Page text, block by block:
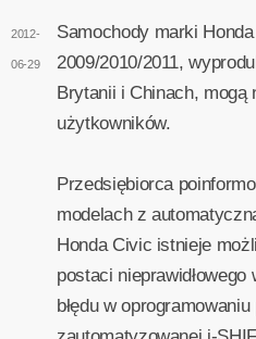
2012-
06-29
Samochody marki
2009/2010/2011,
Brytanii i Chinach, mogą
użytkowników.
Przedsiębiorca
modelach z
Honda Civic istnieje
postaci
błędu w oprogramowaniu